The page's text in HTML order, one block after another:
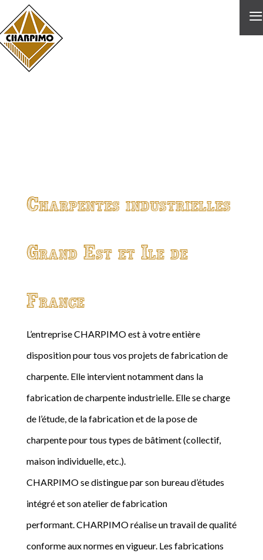
≡
Charpentes industrielles
Grand Est et Ile de
France
L’entreprise CHARPIMO est à votre entière
disposition pour tous vos projets de fabrication de
charpente. Elle intervient notamment dans la
fabrication de charpente industrielle. Elle se charge
de l’étude, de la fabrication et de la pose de
charpente pour tous types de bâtiment (collectif,
maison individuelle, etc.).
CHARPIMO se distingue par son bureau d’études
intégré et son atelier de fabrication
performant. CHARPIMO réalise un travail de qualité
conforme aux normes en vigueur. Les fabrications